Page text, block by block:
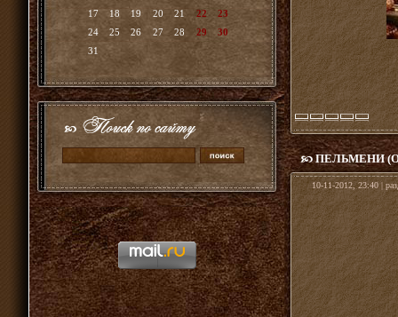
17
18 19 20 21 22
23
24
25 26 27 28 29
30
31
ПЕЛЬМЕНИ
10-11-2012, 23:40 |